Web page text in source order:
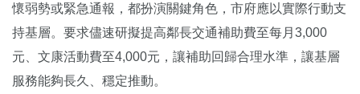
懷弱勢或緊急通報，都扮演關鍵角色，市府應以實際行動支
持基層。要求儘速研擬提高鄰長交通補助費至每月3,000
元、文康活動費至4,000元，讓補助回歸合理水準，讓基層
服務能夠長久、穩定推動。